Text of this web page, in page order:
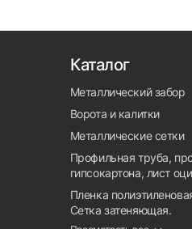
Каталог
Металлический забор
Ворота и калитки
Металлические сетки
Профильная труба,
гипсокартона, лист
Пленка
Сетка затеняющая.